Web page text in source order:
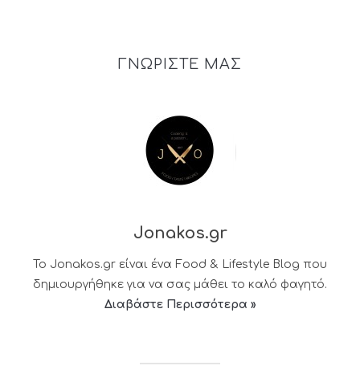
ΓΝΩΡΙΣΤΕ ΜΑΣ
Jonakos.gr
Το Jonakos.gr είναι ένα Food & Lifestyle Blog που
δημιουργήθηκε για να σας μάθει το καλό φαγητό.
Διαβάστε Περισσότερα »